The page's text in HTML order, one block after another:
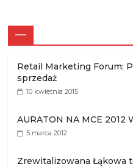
—
Retail Marketing Forum:
sprzedaż
10 kwietnia 2015
AURATON NA MCE 2012
5 marca 2012
Zrewitalizowana Łąkowa